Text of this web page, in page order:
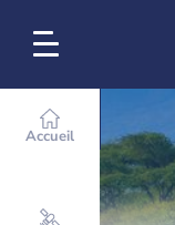
Accueil